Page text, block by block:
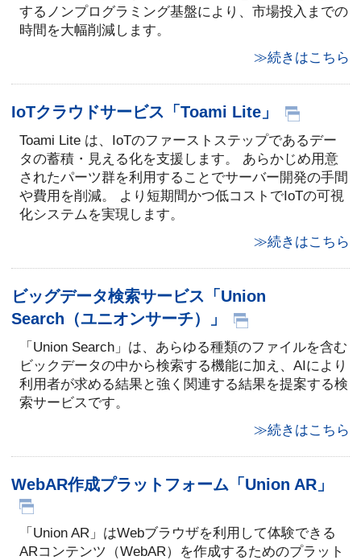
するノンプログラミング基盤により、市場投入までの
時間を大幅削減します。
≫続きはこちら
IoTクラウドサービス「Toami Lite」
Toami Lite は、IoTのファーストステップであるデー
タの蓄積・見える化を支援します。 あらかじめ用意
されたパーツ群を利用することでサーバー開発の手間
や費用を削減。 より短期間かつ低コストでIoTの可視
化システムを実現します。
≫続きはこちら
ビッグデータ検索サービス「Union
Search（ユニオンサーチ）」
「Union Search」は、あらゆる種類のファイルを含む
ビックデータの中から検索する機能に加え、AIにより
利用者が求める結果と強く関連する結果を提案する検
索サービスです。
≫続きはこちら
WebAR作成プラットフォーム「Union AR」
「Union AR」はWebブラウザを利用して体験できる
ARコンテンツ（WebAR）を作成するためのプラット